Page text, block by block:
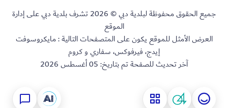
جميع الحقوق محفوظة لبلدية دبي © 2026 تشرف بلدية دبي على إدارة
الموقع
العرض الأمثل للموقع يكون على المتصفحات التالية : مايكروسوفت
إيدج، فيرفوكس، سفاري و كروم
آخر تحديث للصفحة تم بتاريخ:05 أغسطس 2026